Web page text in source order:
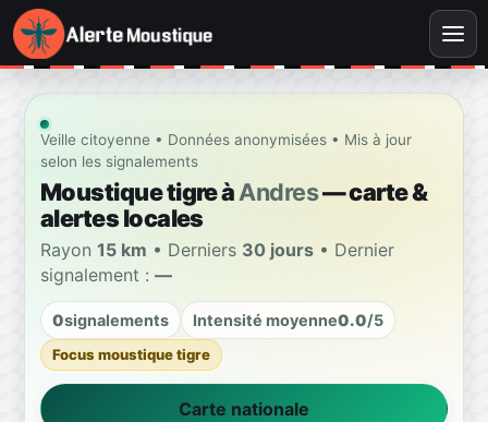
Veille citoyenne • Données anonymisées • Mis à jour
selon les signalements
Moustique tigre àAndres— carte &
alertes locales
Rayon 15 km • Derniers 30 jours • Dernier
signalement : —
0signalements Intensité moyenne0.0/5
Focus moustique tigre
Carte nationale